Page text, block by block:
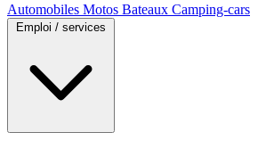
Automobiles Motos Bateaux Camping-cars
Emploi / services